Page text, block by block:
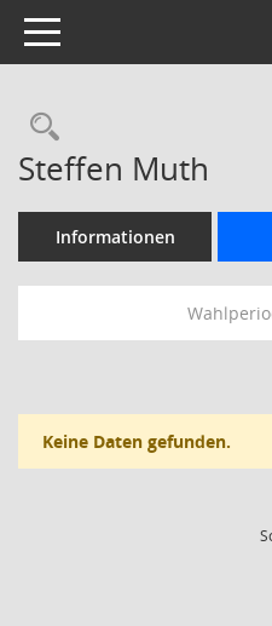
Toggle navigation
Steffen Muth
Informationen
Keine Daten gefunden.